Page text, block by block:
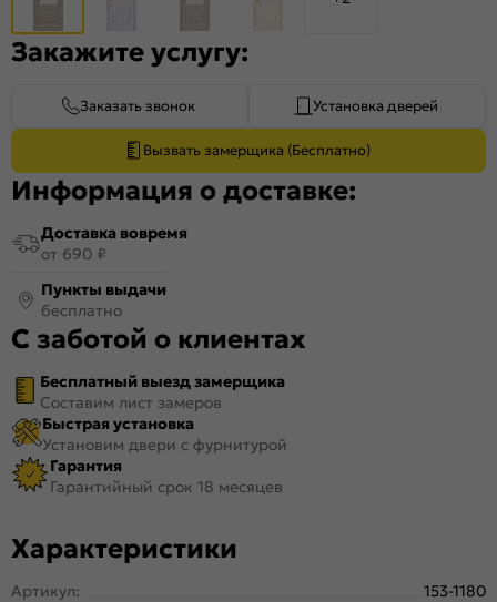
Закажите услугу:
Заказать звонок Установка дверей
Вызвать замерщика (Бесплатно)
Информация о доставке:
Доставка вовремя
от 690 ₽
Пункты выдачи
бесплатно
С заботой о клиентах
Бесплатный выезд замерщика
Составим лист замеров
Быстрая установка
Установим двери с фурнитурой
Гарантия
Гарантийный срок 18 месяцев
Характеристики
Артикул:
153-1180